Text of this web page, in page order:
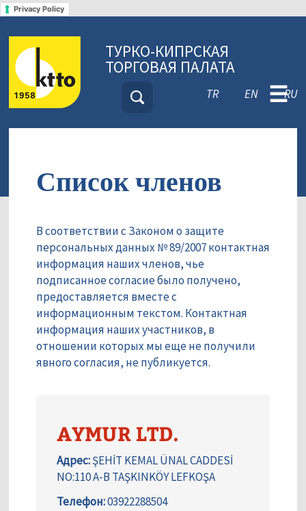
Privacy Policy
ТУРКО-КИПРСКАЯ
ТОРГОВАЯ ПАЛАТА
TR EN RU
☰
Список членов
В соответствии с Законом о защите
персональных данных № 89/2007 контактная
информация наших членов, чье
подписанное согласие было получено,
предоставляется вместе с
информационным текстом. Контактная
информация наших участников, в
отношении которых мы еще не получили
явного согласия, не публикуется.
AYMUR LTD.
Адрес:ŞEHİT KEMAL ÜNAL CADDESİ
NO:110 A-B TAŞKINKÖY LEFKOŞA
Телефон:03922288504